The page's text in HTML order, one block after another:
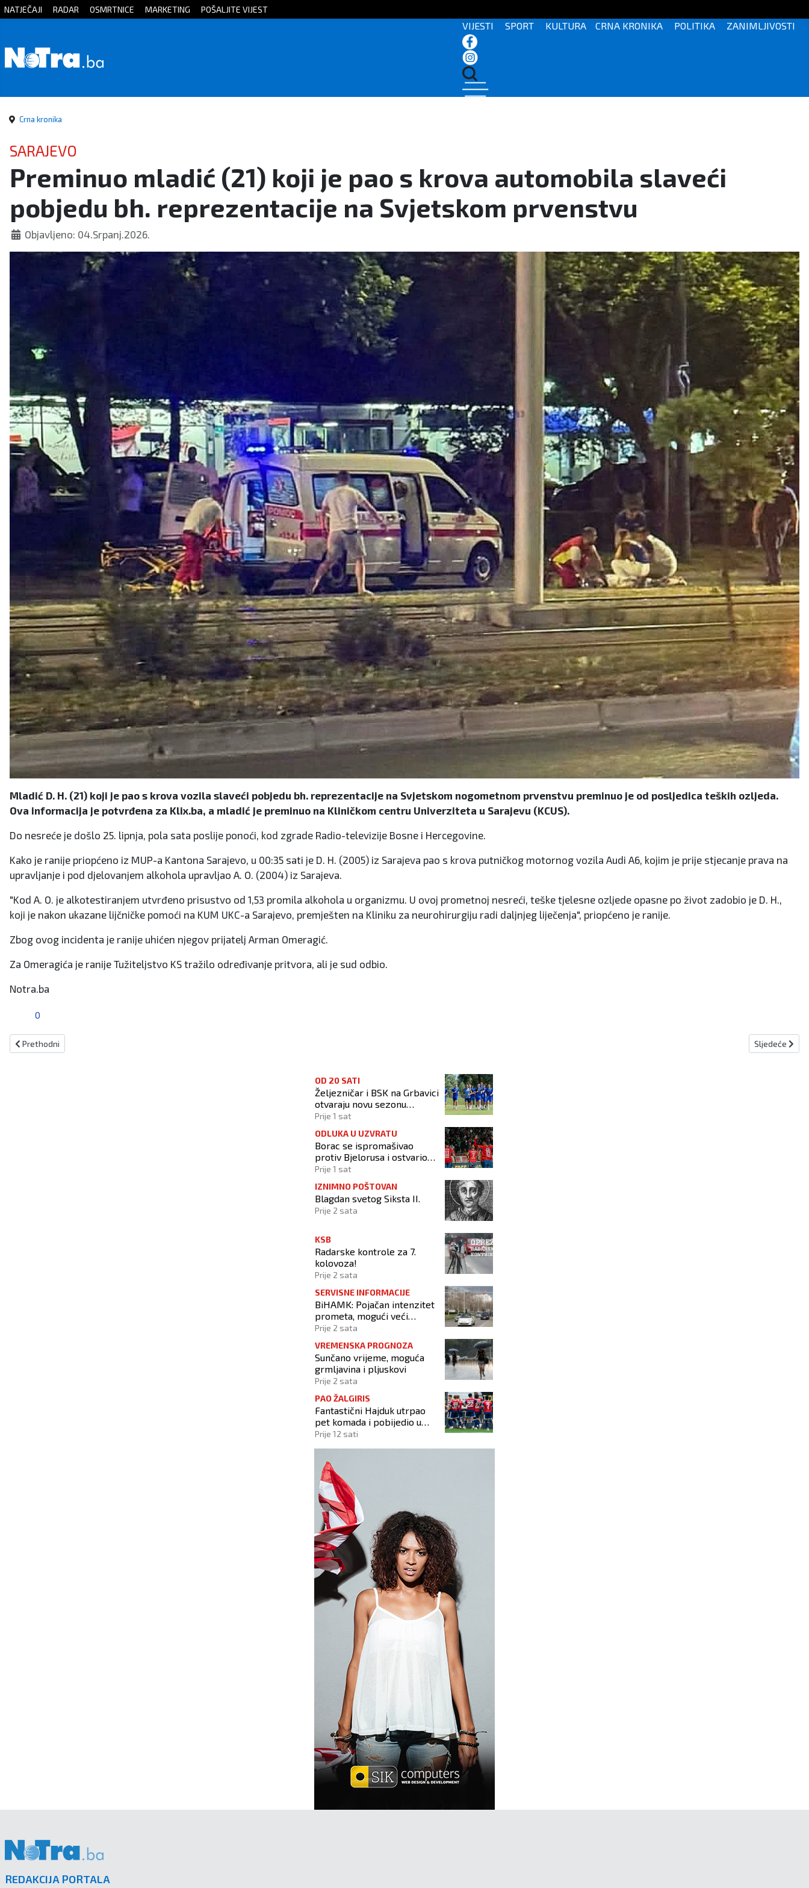
Početna
Sport
Kultura
Crna
kronika
Politika
Zanimljivosti
NATJEČAJI RADAR OSMRTNICE MARKETING POŠALJITE VIJEST
VIJESTI SPORT KULTURA CRNA KRONIKA POLITIKA ZANIMLJIVOSTI
Crna kronika
SARAJEVO
Preminuo mladić (21) koji je pao s krova automobila slaveći
pobjedu bh. reprezentacije na Svjetskom prvenstvu
Objavljeno: 04.Srpanj.2026.
Mladić D. H. (21) koji je pao s krova vozila slaveći pobjedu bh. reprezentacije na Svjetskom nogometnom prvenstvu preminuo je od posljedica teških ozljeda.
Ova informacija je potvrđena za Klix.ba, a mladić je preminuo na Kliničkom centru Univerziteta u Sarajevu (KCUS).
Do nesreće je došlo 25. lipnja, pola sata poslije ponoći, kod zgrade Radio-televizije Bosne i Hercegovine.
Kako je ranije priopćeno iz MUP-a Kantona Sarajevo, u 00:35 sati je D. H. (2005) iz Sarajeva pao s krova putničkog motornog vozila Audi A6, kojim je prije stjecanje prava na
upravljanje i pod djelovanjem alkohola upravljao A. O. (2004) iz Sarajeva.
"Kod A. O. je alkotestiranjem utvrđeno prisustvo od 1,53 promila alkohola u organizmu. U ovoj prometnoj nesreći, teške tjelesne ozljede opasne po život zadobio je D. H.,
koji je nakon ukazane lijčničke pomoći na KUM UKC-a Sarajevo, premješten na Kliniku za neurohirurgiju radi daljnjeg liječenja", priopćeno je ranije.
Zbog ovog incidenta je ranije uhićen njegov prijatelj Arman Omeragić.
Za Omeragića je ranije Tužiteljstvo KS tražilo određivanje pritvora, ali je sud odbio.
Notra.ba
0
Prethodni članak: U Travniku i Bugojnu pronađen speed!
Prethodni Sljedeći
Sljedeće
OD 20 SATI
Željezničar i BSK na Grbavici
otvaraju novu sezonu
nogometnog prvenstva BiH
Prije 1 sat
ODLUKA U UZVRATU
Borac se ispromašivao
protiv Bjelorusa i ostvario
minimalno slavlje
Prije 1 sat
IZNIMNO POŠTOVAN
Blagdan svetog Siksta II.
Prije 2 sata
KSB
Radarske kontrole za 7.
kolovoza!
Prije 2 sata
SERVISNE INFORMACIJE
BiHAMK: Pojačan intenzitet
prometa, mogući veći
zastoji!
Prije 2 sata
VREMENSKA PROGNOZA
Sunčano vrijeme, moguća
grmljavina i pljuskovi
Prije 2 sata
PAO ŽALGIRIS
Fantastični Hajduk utrpao
pet komada i pobijedio u
borbi za Europu
Prije 12 sati
REDAKCIJA PORTALA